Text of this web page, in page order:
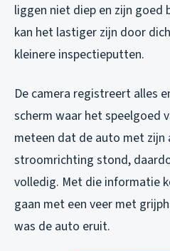
liggen niet diep en zijn goed
kan het lastiger zijn door
kleinere inspectieputten.
De camera registreert alles
scherm waar het speelgoed
meteen dat de auto met zijn
stroomrichting stond,
volledig. Met die informatie
gaan met een veer met
was de auto eruit.